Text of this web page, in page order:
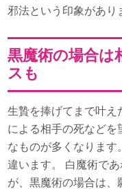
邪法という印象があり
黒魔術の場合は
スも
生贄を捧げてまで叶え
による相手の死などを
なものが多くなります
違います。 白魔術で
が、黒魔術の場合は、